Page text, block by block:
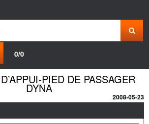
0/0
PIED DE PASSAGER
DYNA
2008-05-23